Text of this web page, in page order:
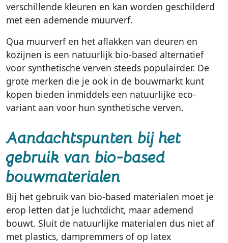
verschillende kleuren en kan worden geschilderd
met een ademende muurverf.
Qua muurverf en het aflakken van deuren en
kozijnen is een natuurlijk bio-based alternatief
voor synthetische verven steeds populairder. De
grote merken die je ook in de bouwmarkt kunt
kopen bieden inmiddels een natuurlijke eco-
variant aan voor hun synthetische verven.
Aandachtspunten bij het
gebruik van bio-based
bouwmaterialen
Bij het gebruik van bio-based materialen moet je
erop letten dat je luchtdicht, maar ademend
bouwt. Sluit de natuurlijke materialen dus niet af
met plastics, dampremmers of op latex